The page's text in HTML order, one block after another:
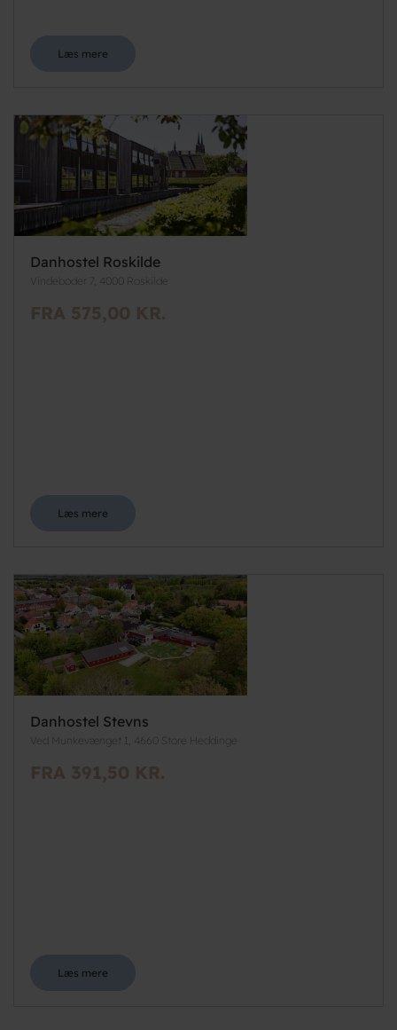
Læs mere
Danhostel Roskilde
Vindeboder 7, 4000 Roskilde
FRA 575,00 KR.
Læs mere
Danhostel Stevns
Ved Munkevænget 1, 4660 Store Heddinge
FRA 391,50 KR.
Læs mere